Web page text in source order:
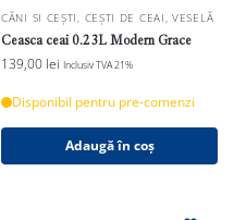
CĂNI SI CEȘTI, CEȘTI DE CEAI,VESELĂ
Ceasca ceai 0.23L Modern Grace
139,00 lei Inclusiv TVA 21%
Disponibil pentru pre-comenzi
Adaugă în coș